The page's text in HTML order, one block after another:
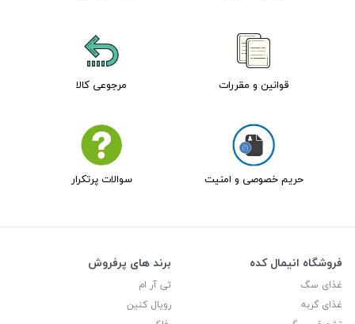
قوانین و مقررات مرجوعی کالا
حریم خصوصی و امنیت سوالات پرتکرار
فروشگاه انیمال کده
غذای سگ
غذای گربه
برند های پرفروش
تی آر ام
رویال کنین